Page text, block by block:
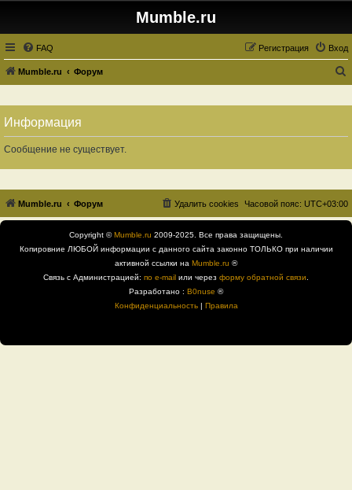
Mumble.ru
FAQ Вход
Регистрация
Mumble.ru Форум
и
Информация
Сообщение не существует.
Mumble.ru Форум Часовой пояс: UTC+03:00
Удалить cookies
Copyright ©Mumble.ru 2009-2025. Все права защищены.
Копировние ЛЮБОЙ информации с данного сайта законно ТОЛЬКО при наличии
активной ссылки на Mumble.ru ®
Связь с Администрацией: по e-mail или через форму обратной связи
Разработано : B0nuse ®
Конфиденциальность| Правила